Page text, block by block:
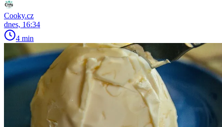
Cooky.cz
dnes, 16:34
4 min